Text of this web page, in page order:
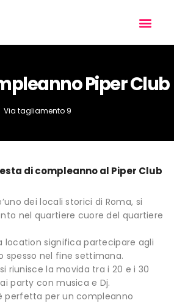
Piper Club
Via tagliamento 9
di compleanno al Piper Club
dei locali storici di Roma, si
nel quartiere cuore del quartiere
location significa partecipare agli
spesso nel fine settimana.
riunisce la movida tra i 20 e i 30
party con musica e Dj.
perfetta per un compleanno